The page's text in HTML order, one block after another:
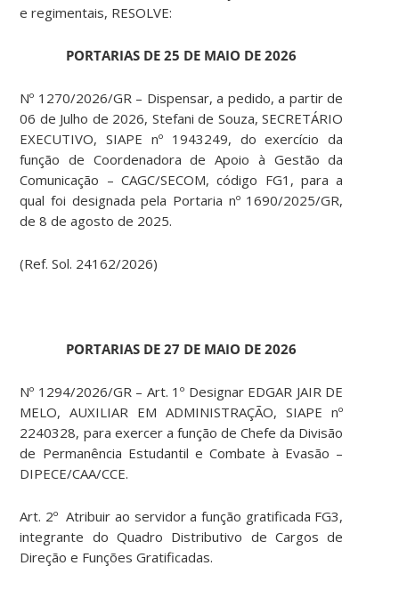
e regimentais, RESOLVE:
PORTARIAS DE 25 DE MAIO DE 2026
Nº 1270/2026/GR – Dispensar, a pedido, a partir de
06 de Julho de 2026, Stefani de Souza, SECRETÁRIO
EXECUTIVO, SIAPE nº 1943249, do exercício da
função de Coordenadora de Apoio à Gestão da
Comunicação – CAGC/SECOM, código FG1, para a
qual foi designada pela Portaria nº 1690/2025/GR,
de 8 de agosto de 2025.
(Ref. Sol. 24162/2026)
PORTARIAS DE 27 DE MAIO DE 2026
Nº 1294/2026/GR – Art. 1º Designar EDGAR JAIR DE
MELO, AUXILIAR EM ADMINISTRAÇÃO, SIAPE nº
2240328, para exercer a função de Chefe da Divisão
de Permanência Estudantil e Combate à Evasão –
DIPECE/CAA/CCE.
Art. 2º Atribuir ao servidor a função gratificada FG3,
integrante do Quadro Distributivo de Cargos de
Direção e Funções Gratificadas.